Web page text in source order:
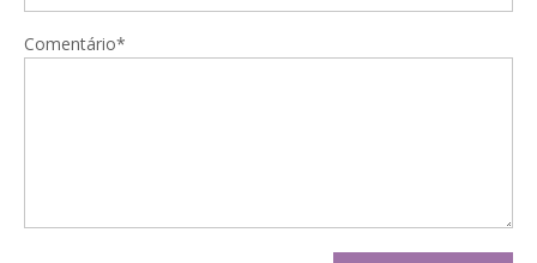
Comentário*